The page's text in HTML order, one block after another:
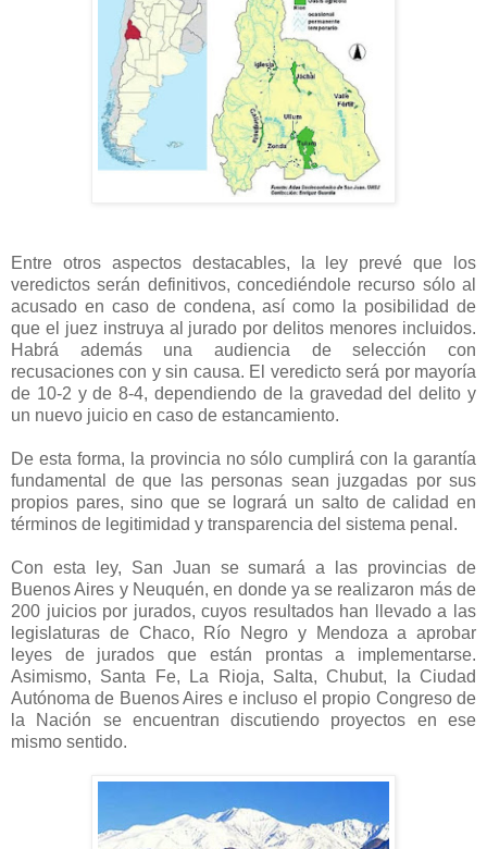
Entre otros aspectos destacables, la ley prevé que los
veredictos serán definitivos, concediéndole recurso sólo al
acusado en caso de condena, así como la posibilidad de
que el juez instruya al jurado por delitos menores incluidos.
Habrá además una audiencia de selección con
recusaciones con y sin causa. El veredicto será por mayoría
de 10-2 y de 8-4, dependiendo de la gravedad del delito y
un nuevo juicio en caso de estancamiento.
De esta forma, la provincia no sólo cumplirá con la garantía
fundamental de que las personas sean juzgadas por sus
propios pares, sino que se logrará un salto de calidad en
términos de legitimidad y transparencia del sistema penal.
Con esta ley, San Juan se sumará a las provincias de
Buenos Aires y Neuquén, en donde ya se realizaron más de
200 juicios por jurados, cuyos resultados han llevado a las
legislaturas de Chaco, Río Negro y Mendoza a aprobar
leyes de jurados que están prontas a implementarse.
Asimismo, Santa Fe, La Rioja, Salta, Chubut, la Ciudad
Autónoma de Buenos Aires e incluso el propio Congreso de
la Nación se encuentran discutiendo proyectos en ese
mismo sentido.